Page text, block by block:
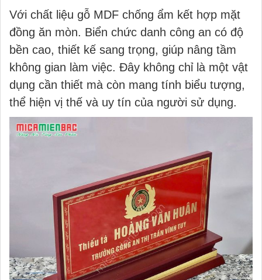
Với chất liệu gỗ MDF chống ẩm kết hợp mặt
đồng ăn mòn. Biển chức danh công an có độ
bền cao, thiết kế sang trọng, giúp nâng tầm
không gian làm việc. Đây không chỉ là một vật
dụng cần thiết mà còn mang tính biểu tượng,
thể hiện vị thế và uy tín của người sử dụng.